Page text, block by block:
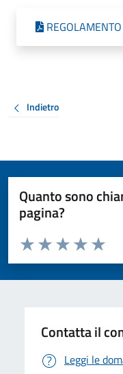
Indietro
Quanto sono
pagina?
Valuta da 1 a 5 stelle la
Valuta
Valuta 4
Valuta 3 stelle
Valuta 2 stelle su
Valuta 1 stelle su 5
Contatta il
Leggi le